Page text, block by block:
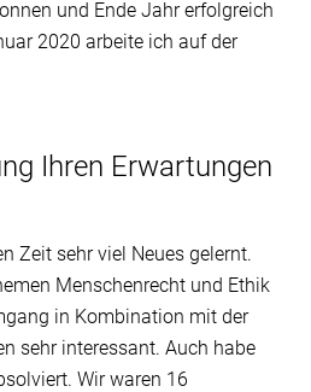
und Ende Jahr erfolgreich
2020 arbeite ich auf der
Ihren Erwartungen
Zeit sehr viel Neues gelernt.
Menschenrecht und Ethik
in Kombination mit der
sehr interessant. Auch habe
Wir waren 16